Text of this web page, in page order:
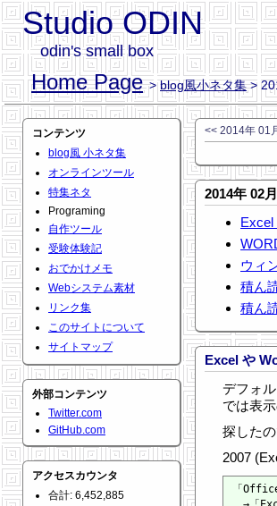
Studio ODIN
odin's small box
Home Page >blog風小ネタ集>
コンテンツ
blog風 小ネタ集
オンラインツール
特集ネタ
Programing
自作ツール
受験体験記
おでかけメモ
Webシステム素材
リンク集
このサイトについて
サイトマップ
外部コンテンツ
Twitter.com
GitHub.com
アクセスカウンタ
合計: 6,452,885
<< 2014年 01
2014年 02月
Excel
ウィ
積ん
積ん
Excel や
デフォ
では表
探したの
2007
「